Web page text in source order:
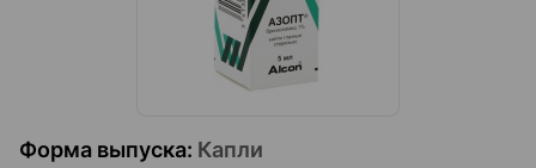
Форма выпуска: Капли